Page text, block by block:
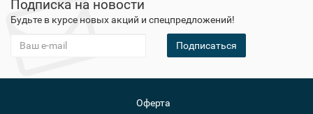
Подписка на новости
Будьте в курсе новых акций и спецпредложений!
Подписаться
Оферта